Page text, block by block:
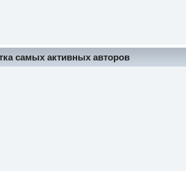
самых активных авторов